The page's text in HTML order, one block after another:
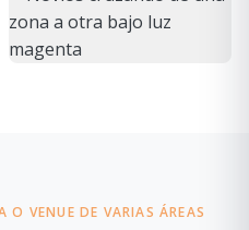
VENUE DE VARIAS ÁREAS